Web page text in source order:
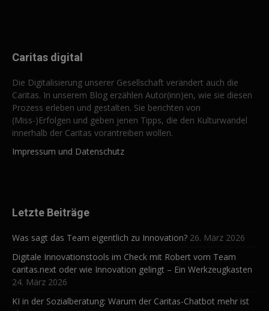
Caritas digital
Die Digitalisierung unserer Gesellschaft verändert auch die
Caritas. In unserem Blog erzählen Autor(inn)en, wie sie diesen
Prozess erleben und gestalten. Sie berichten von
(Miss-)Erfolgen und geben jenen Tipps, die den Kulturwandel
innerhalb der Caritas vorantreiben wollen.
Impressum und Datenschutz
Letzte Beiträge
Was sagt das Team eigentlich zu Innovation? 26. März 2026
Digitale Innovationstools im Check mit Robert vom Team
caritas.next oder wie Innovation gelingt – Ein Werkzeugkasten
24. März 2026
KI in der Sozialberatung: Warum der Caritas-Chatbot mehr ist